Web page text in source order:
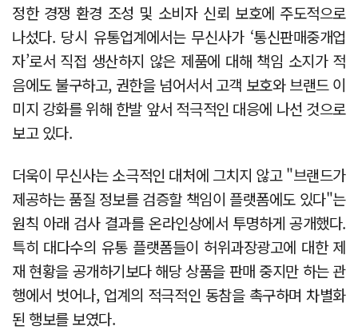
정한 경쟁 환경 조성 및 소비자 신뢰 보호에 주도적으로
나섰다. 당시 유통업계에서는 무신사가 ‘통신판매중개업
자’로서 직접 생산하지 않은 제품에 대해 책임 소지가 적
음에도 불구하고, 권한을 넘어서서 고객 보호와 브랜드 이
미지 강화를 위해 한발 앞서 적극적인 대응에 나선 것으로
보고 있다.
더욱이 무신사는 소극적인 대처에 그치지 않고 "브랜드가
제공하는 품질 정보를 검증할 책임이 플랫폼에도 있다"는
원칙 아래 검사 결과를 온라인상에서 투명하게 공개했다.
특히 대다수의 유통 플랫폼들이 허위과장광고에 대한 제
재 현황을 공개하기보다 해당 상품을 판매 중지만 하는 관
행에서 벗어나, 업계의 적극적인 동참을 촉구하며 차별화
된 행보를 보였다.